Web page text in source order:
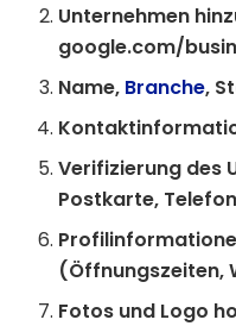
Unternehmen
google.com/
Name, Branche,
Verifizierung des
Postkarte,
(Öffnungszeiten,
Fotos und Logo